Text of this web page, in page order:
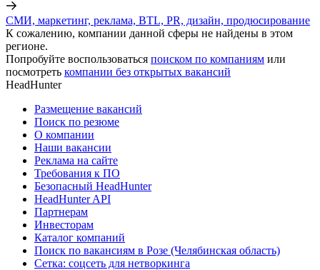
СМИ, маркетинг, реклама, BTL, PR, дизайн, продюсирование
К сожалению, компании данной сферы не найдены в этом
регионе.
Попробуйте воспользоваться поиском по компаниям или
посмотреть компании без открытых вакансий
HeadHunter
Размещение вакансий
Поиск по резюме
О компании
Наши вакансии
Реклама на сайте
Требования к ПО
Безопасный HeadHunter
HeadHunter API
Партнерам
Инвесторам
Каталог компаний
Поиск по вакансиям в Розе (Челябинская область)
Сетка: соцсеть для нетворкинга